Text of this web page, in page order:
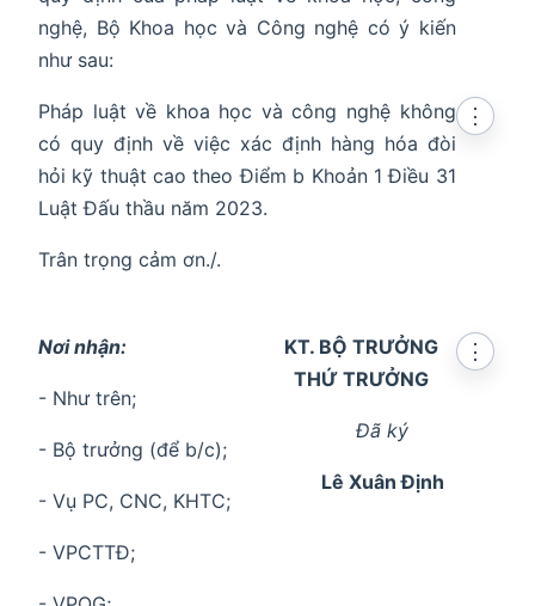
nghệ, Bộ Khoa học và Công nghệ có ý kiến
như sau:
Pháp luật về khoa học và công nghệ không
có quy định về việc xác định hàng hóa đòi
hỏi kỹ thuật cao theo Điểm b Khoản 1 Điều 31
Luật Đấu thầu năm 2023.
⋮
Trân trọng cảm ơn./.
Nơi nhận:
- Như trên;
- Bộ trưởng (để b/c);
- Vụ PC, CNC, KHTC;
- VPCTTĐ;
KT. BỘ TRƯỞNG
THỨ TRƯỞNG
⋮
Đã ký
Lê Xuân Định